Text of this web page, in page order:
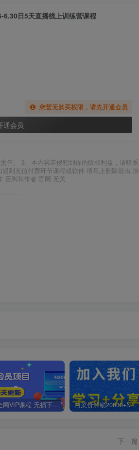
6.30日5天直播线上训练营课程
您暂无购买权限，请先开通会员
通会员
任。 3、本内容若侵犯到你的版权利益，请联系
到充值付费环节课程或软件 请马上删除退出 涉
否则和作者 官网 无关
全网VIP课程 无损下载~ 白菜价解锁20000+N个赚钱机会，加入知拾光会员，全站资源免费学习。
下一篇